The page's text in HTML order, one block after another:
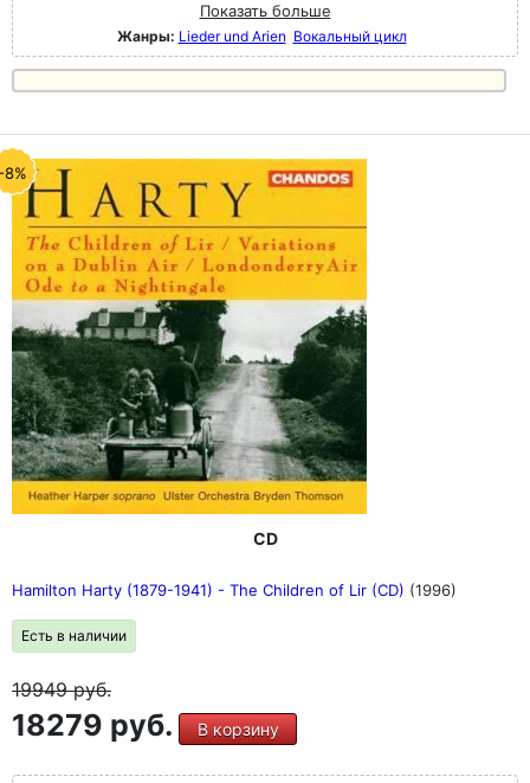
Показать больше
Жанры: Lieder und Arien Вокальный цикл
8%
CD
Hamilton Harty (1879-1941) - The Children of Lir (CD) (1996)
Есть в наличии
19949руб.
18279 руб. В корзину